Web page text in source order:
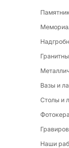
Вазы и
Столы и
Наши